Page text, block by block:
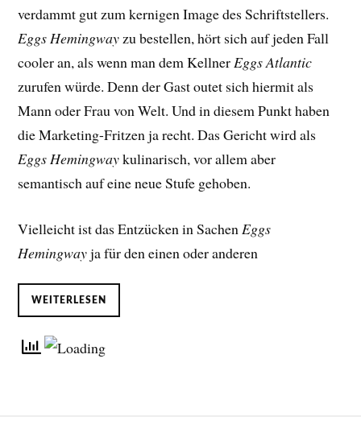
verdammt gut zum kernigen Image des Schriftstellers.
Eggs Hemingwayzu bestellen, hört sich auf jeden Fall
cooler an, als wenn man dem KellnerEggs Atlantic
zurufen würde. Denn der Gast outet sich hiermit als
Mann oder Frau von Welt. Und in diesem Punkt haben
die Marketing-Fritzen ja recht. Das Gericht wird als
Eggs Hemingwaykulinarisch, vor allem aber
semantisch auf eine neue Stufe gehoben.
Vielleicht ist das Entzücken in Sachen Eggs
Hemingwayja für den einen oder anderen
WEITERLESEN